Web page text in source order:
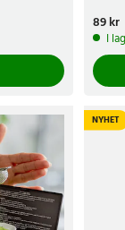
Pris:
89 kr
I
NYHET